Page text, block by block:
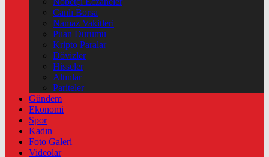
Canlı Borsa
Namaz Vakitleri
Puan Durumu
Kripto Paralar
Dövizler
Hisseler
Altınlar
Pariteler
Gündem
Ekonomi
Spor
Kadın
Foto Galeri
Videolar